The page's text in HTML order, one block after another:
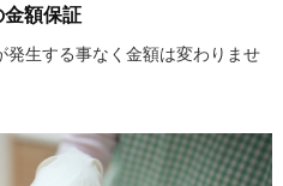
額保証
生する事なく金額は変わりませ